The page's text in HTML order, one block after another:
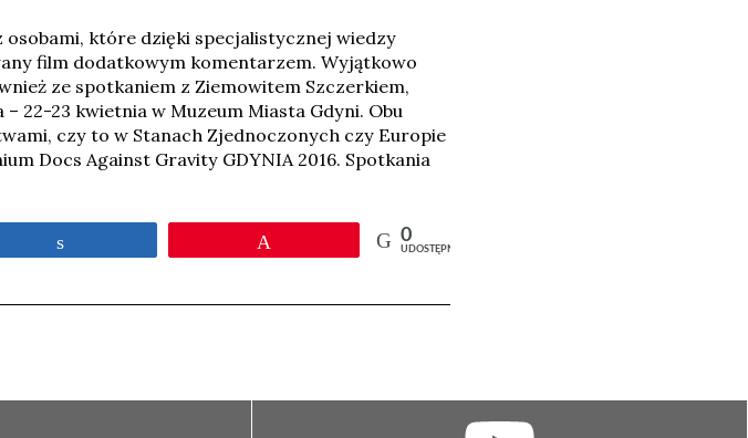
osobami, które dzięki specjalistycznej wiedzy
film dodatkowym komentarzem. Wyjątkowo
ze spotkaniem z Ziemowitem Szczerkiem,
22-23 kwietnia w Muzeum Miasta Gdyni. Obu
czy to w Stanach Zjednoczonych czy Europie
Docs Against Gravity GDYNIA 2016. Spotkania
0
UDOSTĘPNIEŃ